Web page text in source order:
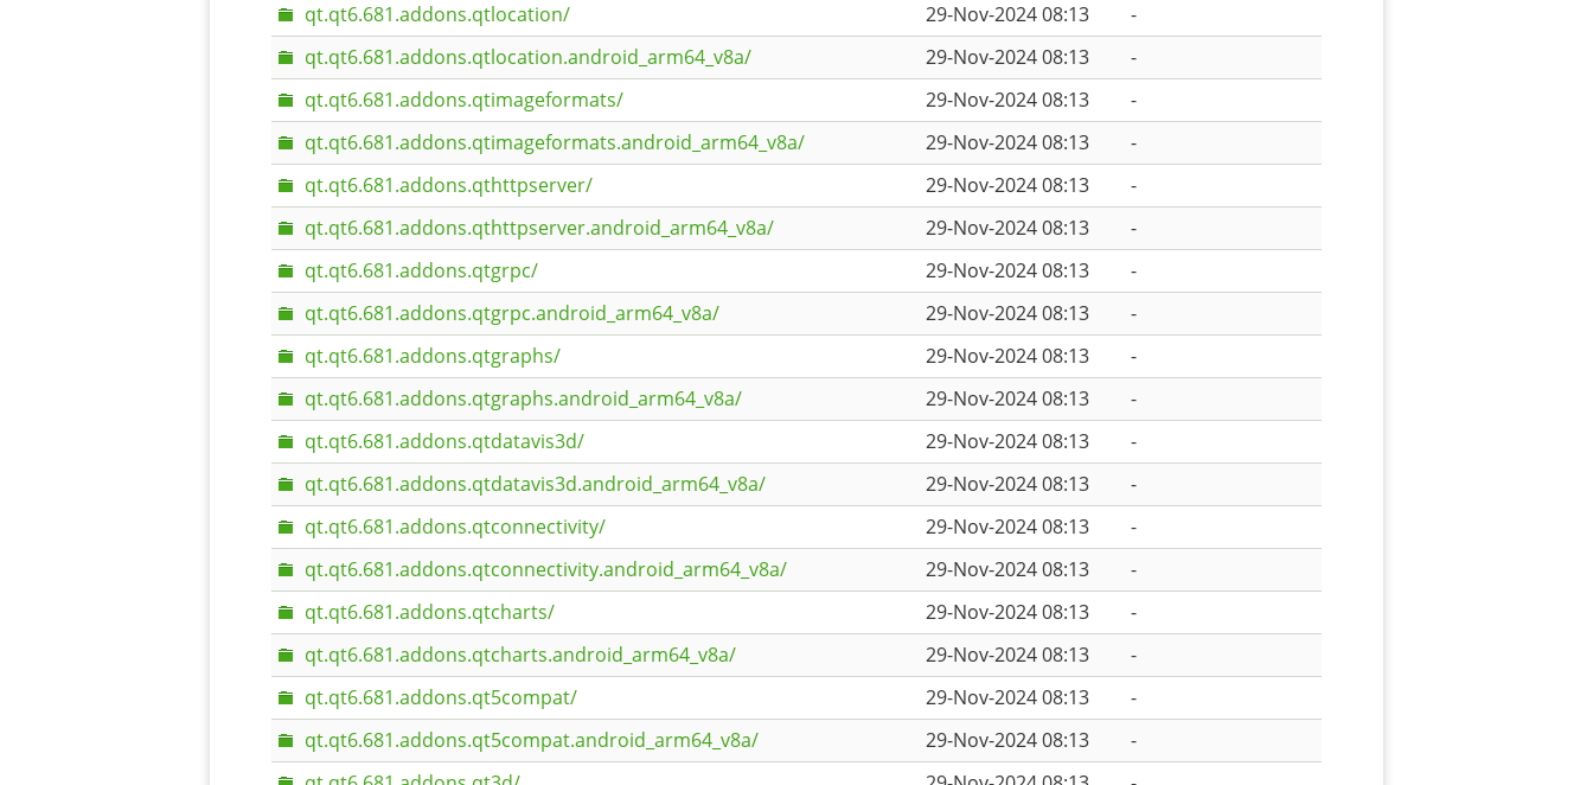
qt.qt6.681.addons.qtlocation/
29-Nov-2024 08:13
-
qt.qt6.681.addons.qtlocation.android_arm64_v8a/
29-Nov-2024 08:13
-
qt.qt6.681.addons.qtimageformats/
29-Nov-2024 08:13
-
qt.qt6.681.addons.qtimageformats.android_arm64_v8a/
29-Nov-2024 08:13
-
qt.qt6.681.addons.qthttpserver/
29-Nov-2024 08:13
-
qt.qt6.681.addons.qthttpserver.android_arm64_v8a/
29-Nov-2024 08:13
-
qt.qt6.681.addons.qtgrpc/
29-Nov-2024 08:13
-
qt.qt6.681.addons.qtgrpc.android_arm64_v8a/
29-Nov-2024 08:13
-
qt.qt6.681.addons.qtgraphs/
29-Nov-2024 08:13
-
qt.qt6.681.addons.qtgraphs.android_arm64_v8a/
29-Nov-2024 08:13
-
qt.qt6.681.addons.qtdatavis3d/
29-Nov-2024 08:13
-
qt.qt6.681.addons.qtdatavis3d.android_arm64_v8a/
29-Nov-2024 08:13
-
qt.qt6.681.addons.qtconnectivity/
29-Nov-2024 08:13
-
qt.qt6.681.addons.qtconnectivity.android_arm64_v8a/
29-Nov-2024 08:13
-
qt.qt6.681.addons.qtcharts/
29-Nov-2024 08:13
-
qt.qt6.681.addons.qtcharts.android_arm64_v8a/
29-Nov-2024 08:13
-
qt.qt6.681.addons.qt5compat/
29-Nov-2024 08:13
-
qt.qt6.681.addons.qt5compat.android_arm64_v8a/
29-Nov-2024 08:13
-